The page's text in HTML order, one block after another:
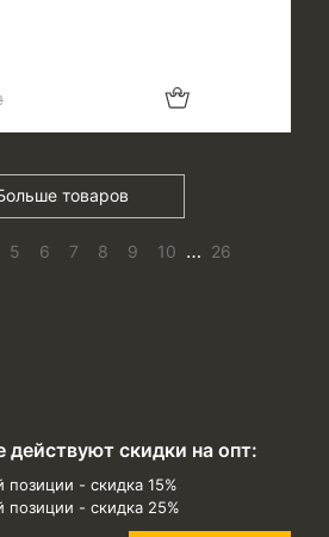
Добавить в корзину
товаров
5 6 7 8 9 10 … 26
действуют скидки на опт:
позиции - скидка 15%
позиции - скидка 25%